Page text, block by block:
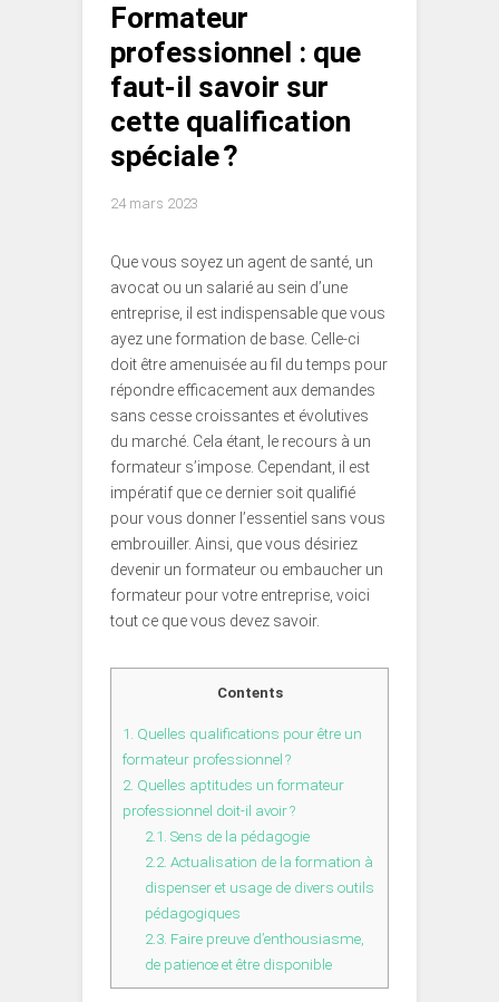
Formateur
professionnel : que
faut-il savoir sur
cette qualification
spéciale ?
24 mars 2023
Que vous soyez un agent de santé, un
avocat ou un salarié au sein d’une
entreprise, il est indispensable que vous
ayez une formation de base. Celle-ci
doit être amenuisée au fil du temps pour
répondre efficacement aux demandes
sans cesse croissantes et évolutives
du marché. Cela étant, le recours à un
formateur s’impose. Cependant, il est
impératif que ce dernier soit qualifié
pour vous donner l’essentiel sans vous
embrouiller. Ainsi, que vous désiriez
devenir un formateur ou embaucher un
formateur pour votre entreprise, voici
tout ce que vous devez savoir.
Contents
1. Quelles qualifications pour être un
formateur professionnel ?
2. Quelles aptitudes un formateur
professionnel doit-il avoir ?
2.1. Sens de la pédagogie
2.2. Actualisation de la formation à
dispenser et usage de divers outils
pédagogiques
2.3. Faire preuve d’enthousiasme,
de patience et être disponible